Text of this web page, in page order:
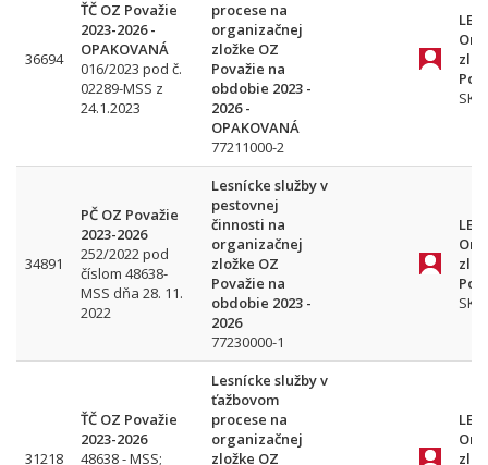
36694
ŤČ OZ Považie
2023-2026 -
OPAKOVANÁ
016/2023 pod č.
02289-MSS z
24.1.2023
procese na
organizačnej
zložke OZ
Považie na
obdobie 2023 -
2026 -
OPAKOVANÁ
77211000-2
SK
34891
PČ OZ Považie
2023-2026
252/2022 pod
číslom 48638-
MSS dňa 28. 11.
2022
Lesnícke služby v
pestovnej
činnosti na
organizačnej
zložke OZ
Považie na
obdobie 2023 -
2026
77230000-1
SK
31218
ŤČ OZ Považie
2023-2026
48638 - MSS;
Lesnícke služby v
ťažbovom
procese na
organizačnej
zložke OZ